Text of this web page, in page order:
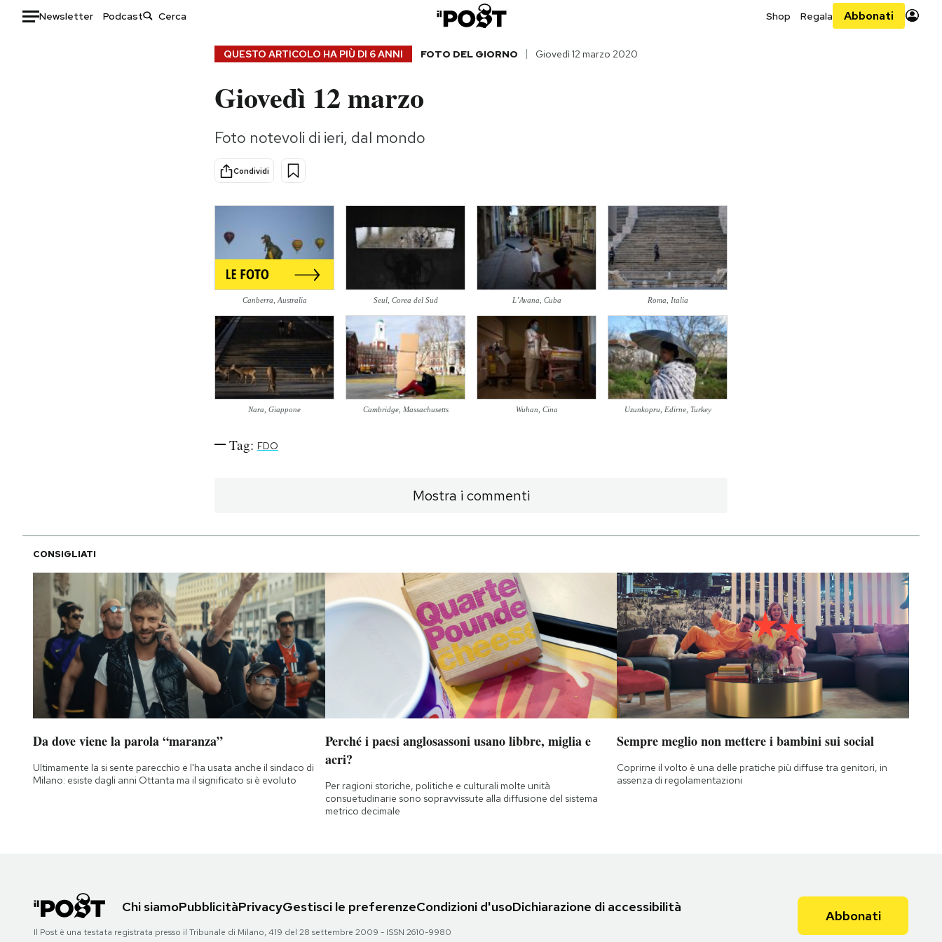
Newsletter Podcast Shop Regala Abbonati
Consumismi
Storie/Idee
Altrecose
Mondiali calcio 2026
AREA PERSONALE
Area Personale
Newsletter
Notifiche mobile
Regala il Post
Hai bisogno di aiuto?
Esci
QUESTO ARTICOLO HA PIÙ DI 6 ANNI FOTO DEL GIORNO Giovedì 12 marzo 2020
Giovedì 12 marzo
Foto notevoli di ieri, dal mondo
Condividi
Canberra, Australia Seul, Corea del Sud L’Avana, Cuba Roma, Italia
Nara, Giappone Cambridge, Massachusetts Wuhan, Cina Uzunkopru, Edirne, Turkey
Tag: FDO
Mostra i commenti
CONSIGLIATI
Da dove viene la parola “maranza”
Ultimamente la si sente parecchio e l'ha usata anche il sindaco di
Milano: esiste dagli anni Ottanta ma il significato si è evoluto
Perché i paesi anglosassoni usano libbre, miglia e
acri?
Per ragioni storiche, politiche e culturali molte unità
consuetudinarie sono sopravvissute alla diffusione del sistema
metrico decimale
Sempre meglio non mettere i bambini sui social
Coprirne il volto è una delle pratiche più diffuse tra genitori, in
assenza di regolamentazioni
Chi siamoPubblicitàPrivacyGestisci le preferenzeCondizioni d'usoDichiarazione di accessibilità
Il Post è una testata registrata presso il Tribunale di Milano, 419 del 28 settembre 2009 - ISSN 2610-9980
Abbonati